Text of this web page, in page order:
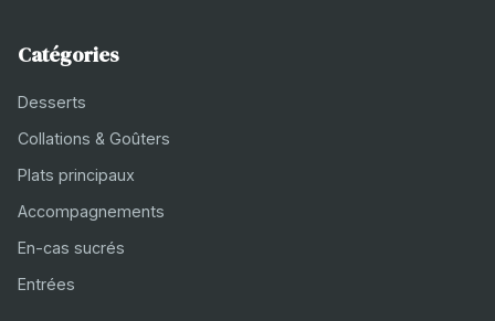
Catégories
Desserts
Collations & Goûters
Plats principaux
Accompagnements
En-cas sucrés
Entrées